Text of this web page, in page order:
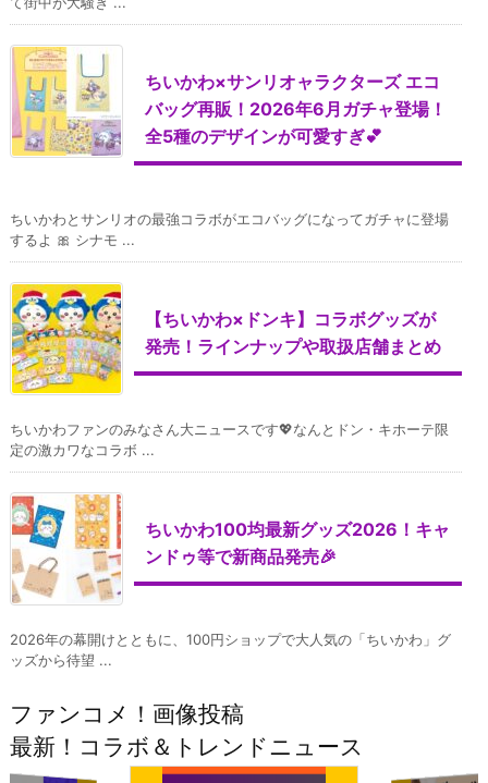
ちいかわ×サンリオャラクターズ エコ
バッグ再販！2026年6月ガチャ登場！
全5種のデザインが可愛すぎ💕
ちいかわとサンリオの最強コラボがエコバッグになってガチャに登場
するよ 🎀 シナモ ...
【ちいかわ×ドンキ】コラボグッズが
発売！ラインナップや取扱店舗まとめ
ちいかわファンのみなさん大ニュースです💖なんとドン・キホーテ限
定の激カワなコラボ ...
ちいかわ100均最新グッズ2026！キャ
ンドゥ等で新商品発売🎉
2026年の幕開けとともに、100円ショップで大人気の「ちいかわ」グ
ッズから待望 ...
ファンコメ！画像投稿
最新！コラボ＆トレンドニュース